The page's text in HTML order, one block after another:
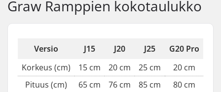
Graw Ramppien kokotaulukko
Versio J15 J20 J25
G20 Pro
Korkeus (cm)
15 cm 20 cm 25 cm
20 cm
Pituus (cm)
65 cm 76 cm 85 cm
80 cm